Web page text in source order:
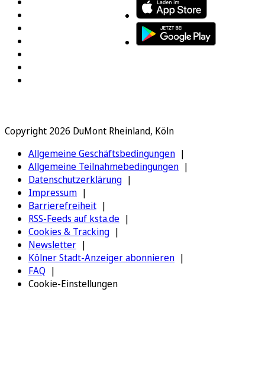
Copyright 2026 DuMont Rheinland, Köln
Allgemeine Geschäftsbedingungen
Allgemeine Teilnahmebedingungen
Datenschutzerklärung
Impressum
Barrierefreiheit
RSS-Feeds auf ksta.de
Cookies & Tracking
Newsletter
Kölner Stadt-Anzeiger abonnieren
FAQ
Cookie-Einstellungen